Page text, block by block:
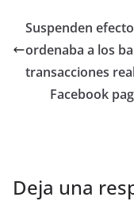
Suspenden
ordenaba a los
transacciones
Facebook
Deja una